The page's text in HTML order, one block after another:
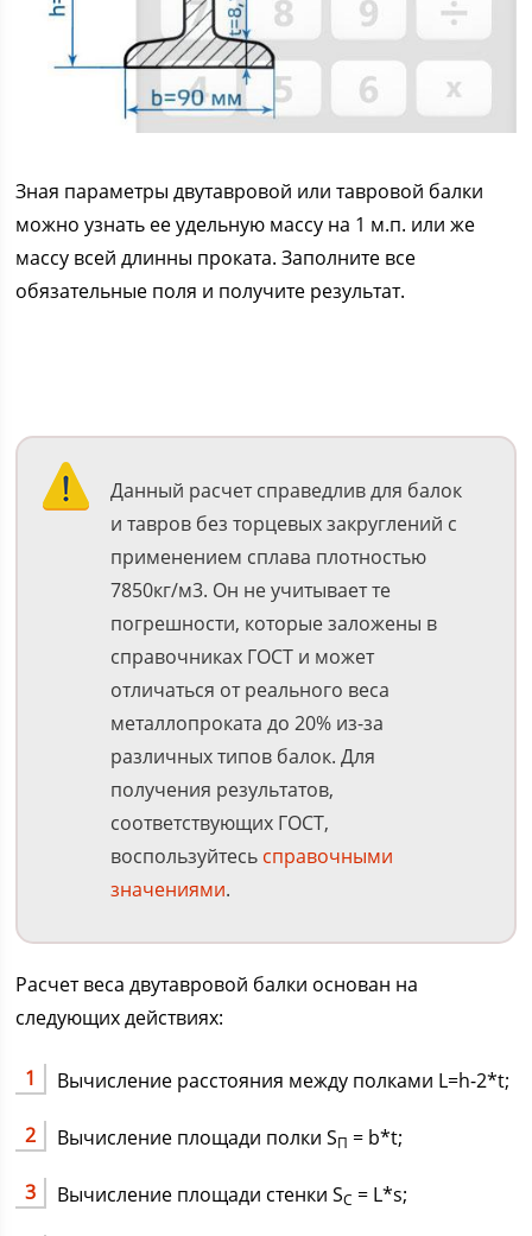
Зная параметры двутавровой или тавровой балки
можно узнать ее удельную массу на 1 м.п. или же
массу всей длинны проката. Заполните все
обязательные поля и получите результат.
Данный расчет справедлив для балок
и тавров без торцевых закруглений с
применением сплава плотностью
7850кг/м3. Он не учитывает те
погрешности, которые заложены в
справочниках ГОСТ и может
отличаться от реального веса
металлопроката до 20% из-за
различных типов балок. Для
получения результатов,
соответствующих ГОСТ,
воспользуйтесь справочными
значениями.
Расчет веса двутавровой балки основан на
следующих действиях:
Вычисление расстояния между полками L=h-2*t;
Вычисление площади полки SП = b*t;
Вычисление площади стенки SС = L*s;